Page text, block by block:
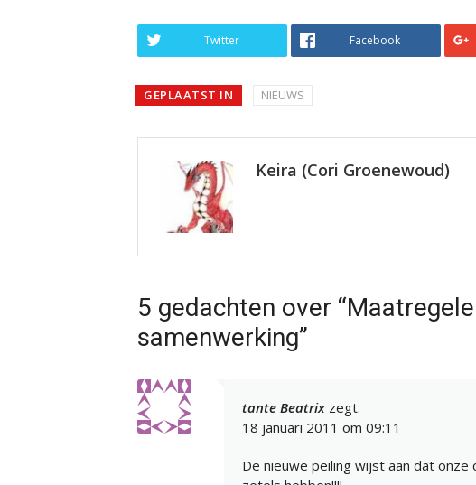
Twitter Facebook
GEPLAATST IN NIEUWS
Keira (Cori Groenewoud)
5 gedachten over
samenwerking”
tante Beatrix zegt:
18 januari 2011 om 09:11
De nieuwe peiling wijst aan dat